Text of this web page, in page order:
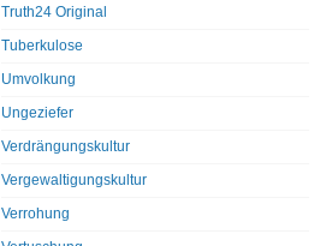
Truth24 Original
Tuberkulose
Umvolkung
Ungeziefer
Verdrängungskultur
Vergewaltigungskultur
Verrohung